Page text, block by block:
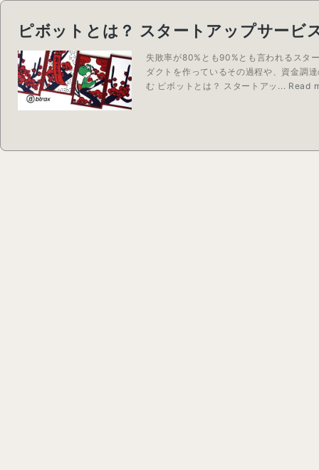
ピボットとは？ スタートアップサービ
失敗率が80%とも90%とも言われるスタ
ダクトを作っているその過程や、資金調
む ピボットとは？ スタートアッ... Read